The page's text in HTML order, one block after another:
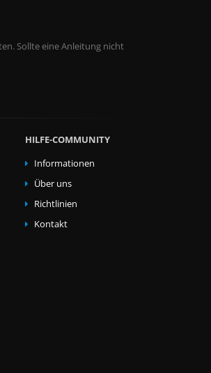
Sollte eine Anleitung nicht
HILFE-COMMUNITY
Informationen
Über uns
Richtlinien
Kontakt